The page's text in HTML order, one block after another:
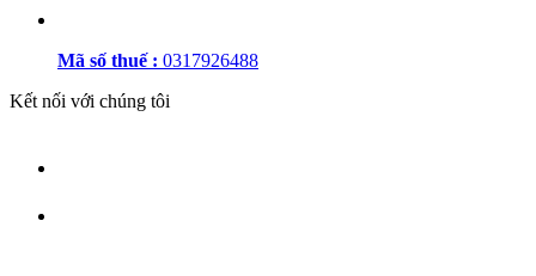
Mã số thuế : 0317926488
Kết nối với chúng tôi